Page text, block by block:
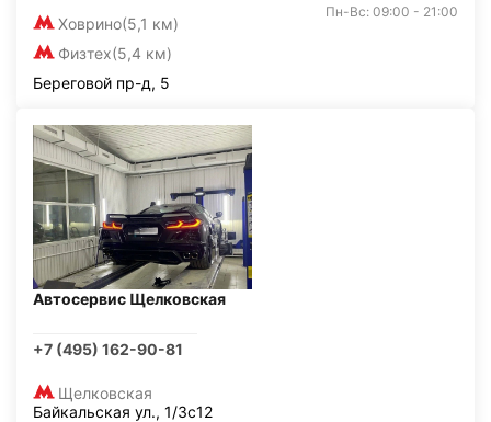
Ховрино(5,1 км)
Физтех(5,4 км)
Пн-Вс: 09:00 - 21:00
Береговой пр-д, 5
Автосервис Щелковская
+7 (495) 162-90-81
Щелковская
Байкальская ул., 1/3с12